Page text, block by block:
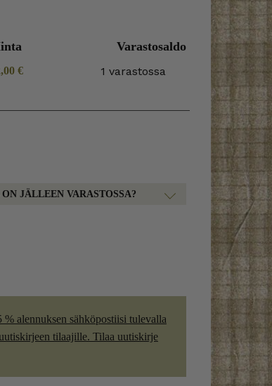
Varastosaldo
€ 1 varastossa
JÄLLEEN VARASTOSSA?
alennuksen sähköpostiisi tulevalla
tilaajille. Tilaa uutiskirje